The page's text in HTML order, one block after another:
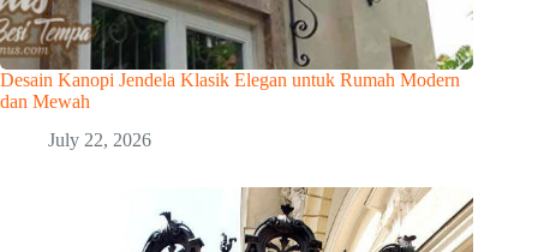
Desain Kanopi Jendela Klasik Elegan untuk Rumah Modern
dan Mewah
July 22, 2026